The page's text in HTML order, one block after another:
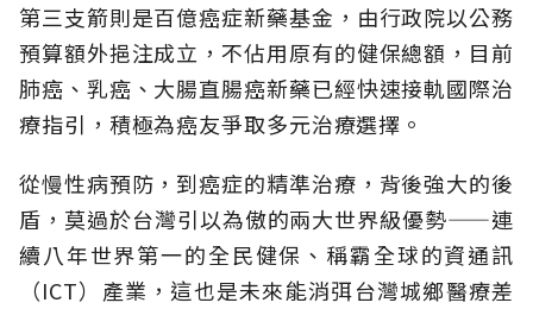
第三支箭則是百億癌症新藥基金，由行政院以公務
預算額外挹注成立，不佔用原有的健保總額，目前
肺癌、乳癌、大腸直腸癌新藥已經快速接軌國際治
療指引，積極為癌友爭取多元治療選擇。
從慢性病預防，到癌症的精準治療，背後強大的後
盾，莫過於台灣引以為傲的兩大世界級優勢——連
續八年世界第一的全民健保、稱霸全球的資通訊
（ICT）產業，這也是未來能消弭台灣城鄉醫療差